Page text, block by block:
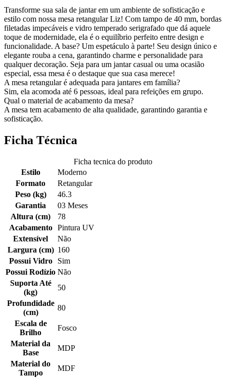
Transforme sua sala de jantar em um ambiente de sofisticação e
estilo com nossa mesa retangular Liz! Com tampo de 40 mm, bordas
filetadas impecáveis e vidro temperado serigrafado que dá aquele
toque de modernidade, ela é o equilíbrio perfeito entre design e
funcionalidade. A base? Um espetáculo à parte! Seu design único e
elegante rouba a cena, garantindo charme e personalidade para
qualquer decoração. Seja para um jantar casual ou uma ocasião
especial, essa mesa é o destaque que sua casa merece!
A mesa retangular é adequada para jantares em família?
Sim, ela acomoda até 6 pessoas, ideal para refeições em grupo.
Qual o material de acabamento da mesa?
A mesa tem acabamento de alta qualidade, garantindo garantia e
sofisticação.
Ficha Técnica
Ficha tecnica do produto
Estilo
Moderno
Formato
Retangular
Peso (kg)
46.3
Garantia
03 Meses
Altura (cm)
78
Acabamento
Pintura UV
Extensível
Não
Largura (cm) 160
Possui Vidro
Sim
Possui Rodízio Não
Suporta Até
(kg)
50
Profundidade
(cm)
80
Escala de
Brilho
Fosco
Material da
Base
MDP
Material do
Tampo
MDF